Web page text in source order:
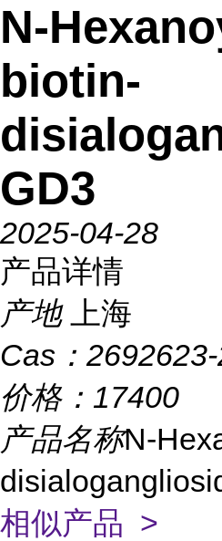
N-
biotin-
GD3
2025-04-28
产品详情
产地
上海
Cas：
价格： 17400
产品名称N-
相似产品 >